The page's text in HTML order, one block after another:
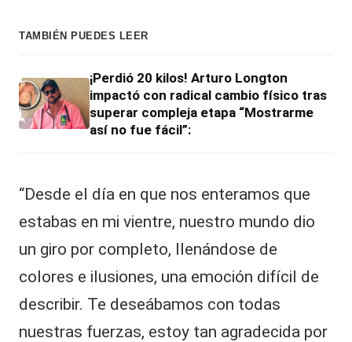
TAMBIÉN PUEDES LEER
¡Perdió 20 kilos! Arturo Longton
impactó con radical cambio físico tras
superar compleja etapa “Mostrarme
así no fue fácil”:
“Desde el día en que nos enteramos que
estabas en mi vientre, nuestro mundo dio
un giro por completo, llenándose de
colores e ilusiones, una emoción difícil de
describir. Te deseábamos con todas
nuestras fuerzas, estoy tan agradecida por